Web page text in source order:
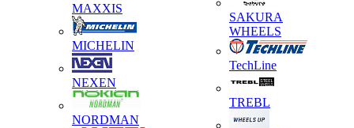
MAXXIS
MICHELIN
NEXEN
NORDMAN
SAKURA
WHEELS
TechLine
TREBL